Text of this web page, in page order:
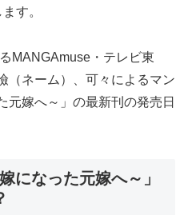
す。
MANGAmuse・テレビ東
（ネーム）、可々によるマン
元嫁へ～」の最新刊の発売日
になった元嫁へ～」